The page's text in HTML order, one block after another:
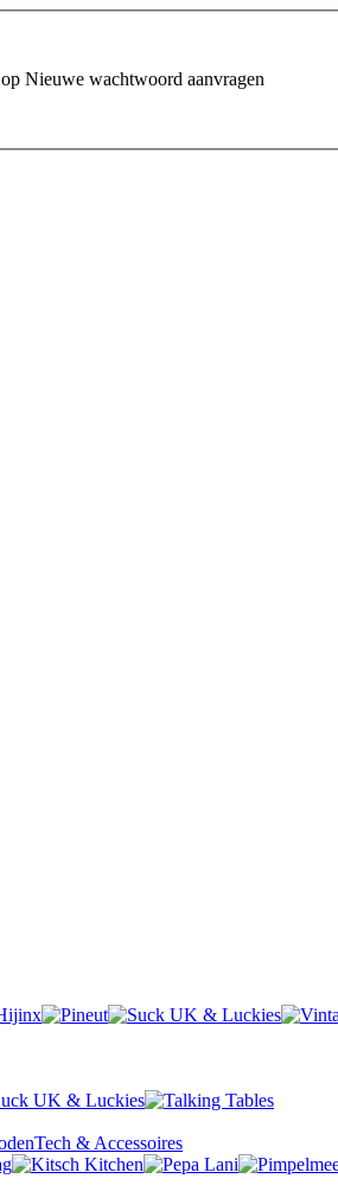
Nieuwe wachtwoord aanvragen
Tech & Accessoires